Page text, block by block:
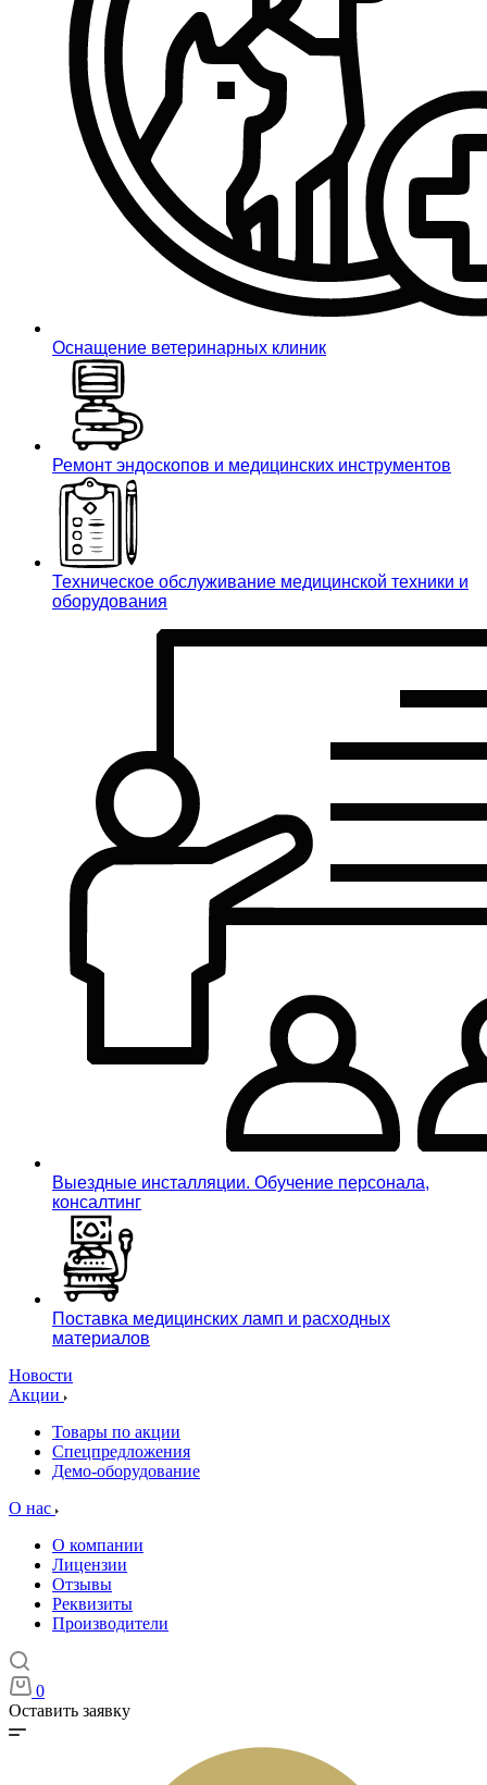
Оснащение ветеринарных клиник
Ремонт эндоскопов и медицинских инструментов
Техническое обслуживание медицинской техники и
оборудования
Выездные инсталляции. Обучение персонала,
консалтинг
Поставка медицинских ламп и расходных
материалов
Новости
Акции
Товары по акции
Спецпредложения
Демо-оборудование
О нас
О компании
Лицензии
Отзывы
Реквизиты
Производители
0
Оставить заявку